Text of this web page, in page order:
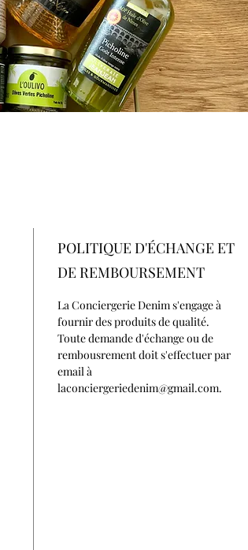
POLITIQUE D'ÉCHANGE ET
DE REMBOURSEMENT
La Conciergerie Denim s'engage à
fournir des produits de qualité.
Toute demande d'échange ou de
rembousrement doit s'effectuer par
email à
laconciergeriedenim@gmail.com.